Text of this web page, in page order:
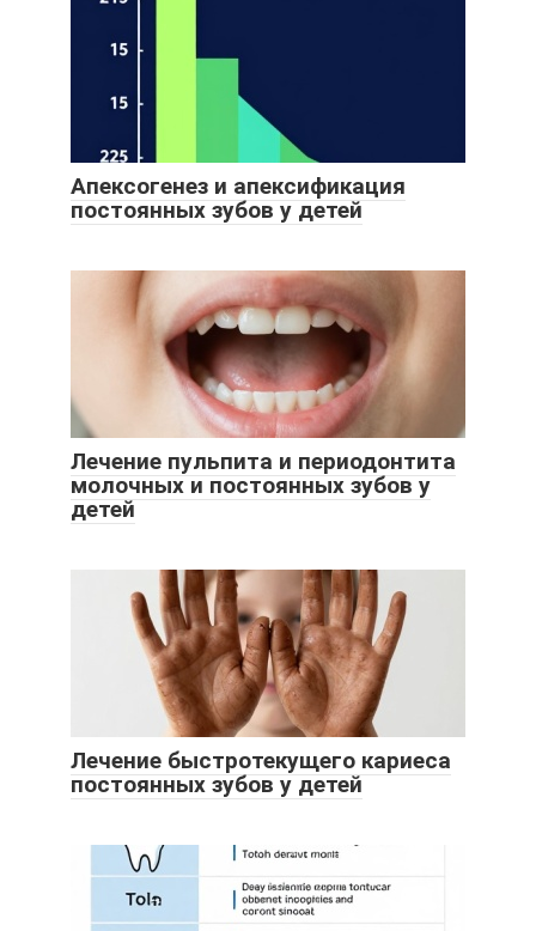
Апексогенез и апексификация
постоянных зубов у детей
Лечение пульпита и периодонтита
молочных и постоянных зубов у
детей
Лечение быстротекущего кариеса
постоянных зубов у детей